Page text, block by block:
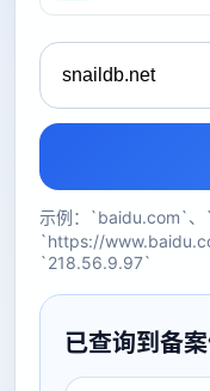
示例：`baidu.com`、
`https://
`218.56.9.97`
已查询到备